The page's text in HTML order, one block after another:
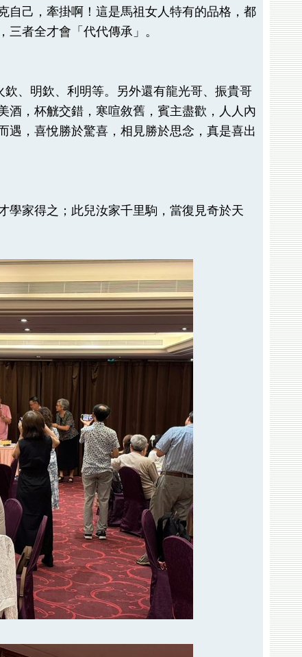
自己，牽掛啊！這是馬祖女人特有的品格，都
者全才會「代代傳承」。
、明欽、利明等。另外還有龍光哥、振貴哥
酒，杯觥交錯，寒喧敘舊，賓主盡歡，人人內
，喜悅勝於驚喜，相見勝於思念，真是喜出
學家得之；此兒汝家千里駒，當復見奇於天